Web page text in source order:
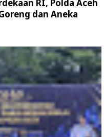
RI, Polda Aceh
dan Aneka